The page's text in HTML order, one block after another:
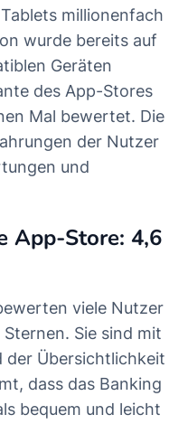
millionenfach
wurde bereits auf
Geräten
des App-Stores
Mal bewertet. Die
der Nutzer
und
App-Store: 4,6
viele Nutzer
Sie sind mit
der Übersichtlichkeit
dass das Banking
bequem und leicht